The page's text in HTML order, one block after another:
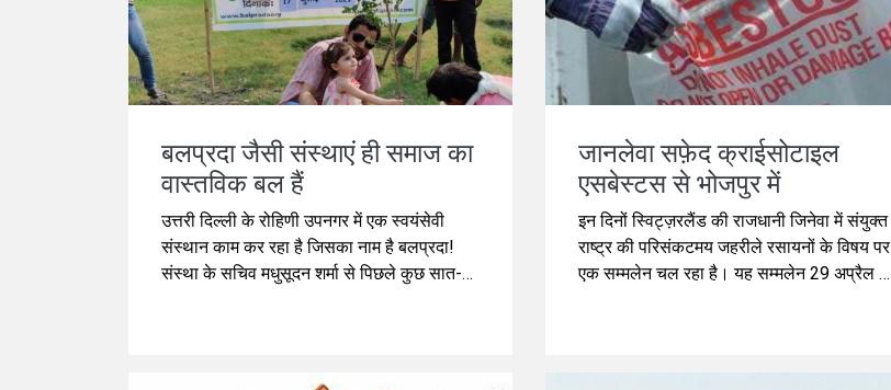
बलप्रदा जैसी संस्थाएं ही समाज का
वास्तविक बल हैं
उत्तरी दिल्ली के रोहिणी उपनगर में एक स्वयंसेवी
संस्थान काम कर रहा है जिसका नाम है बलप्रदा!
संस्था के सचिव मधुसूदन शर्मा से पिछले कुछ सात-
जानलेवा सफ़ेद क्राईसोटाइल
एसबेस्टस से भोजपुर में
इन दिनों स्विट्ज़रलैंड की राजधानी जिनेवा में संयुक्त
राष्ट्र की परिसंकटमय जहरीले रसायनों के विषय पर
एक सम्मलेन चल रहा है। यह सम्मलेन 29 अप्रैल को